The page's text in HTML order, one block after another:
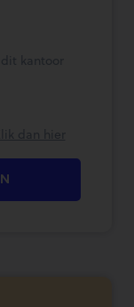
kantoor
dan hier